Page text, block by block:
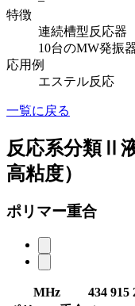
特徴
連続槽型反応器
10台のMW発振
応用例
エステル反応
一覧に戻る
反応系分類Ⅱ
高粘度）
ポリマー重合
MHz 434 915